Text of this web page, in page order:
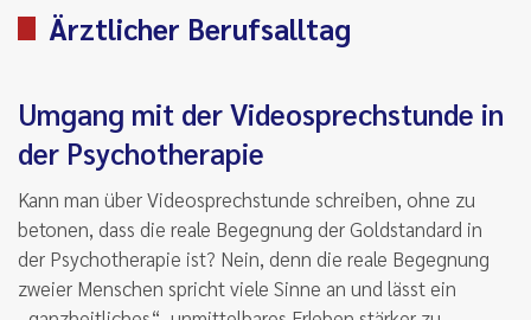
Ärztlicher Berufsalltag
Umgang mit der Videosprechstunde in
der Psychotherapie
Kann man über Videosprechstunde schreiben, ohne zu
betonen, dass die reale Begegnung der Goldstandard in
der Psychotherapie ist? Nein, denn die reale Begegnung
zweier Menschen spricht viele Sinne an und lässt ein